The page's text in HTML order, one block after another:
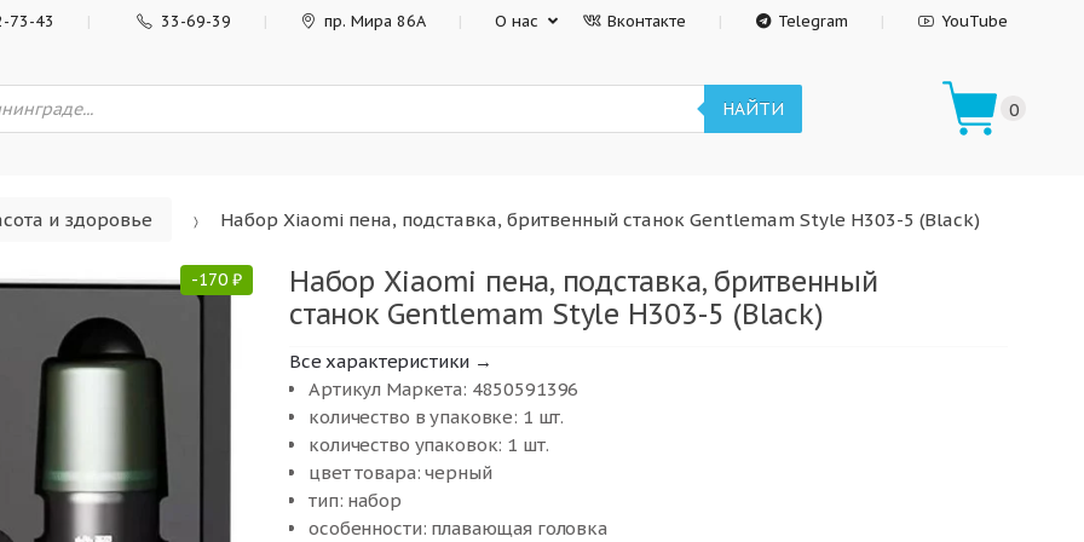
73-43 33-69-39 пр. Мира 86А О нас Вконтакте Telegram YouTube
НАЙТИ 0
и здоровье Набор Xiaomi пена, подставка, бритвенный станок Gentlemam Style H303-5 (Black)
-170 ₽
Набор Xiaomi пена, подставка, бритвенный
станок Gentlemam Style H303-5 (Black)
Все характеристики →
Артикул Маркета: 4850591396
количество в упаковке: 1 шт.
количество упаковок: 1 шт.
цвет товара: черный
тип: набор
особенности: плавающая головка